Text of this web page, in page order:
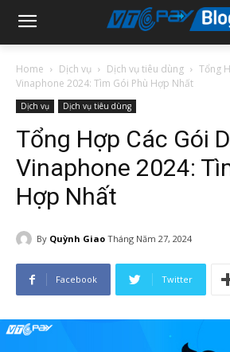
Home Dịch vụ Dịch vụ tiêu dùng
Tổng
Vinaphone 2024: Tìm Gói Phù Hợp Nhất
Dịch vụ Dịch vụ tiêu dùng
Tổng Hợp Các Gói
Vinaphone 2024:
Hợp Nhất
By Quỳnh Giao Tháng Năm 27, 2024
Facebook Twitter